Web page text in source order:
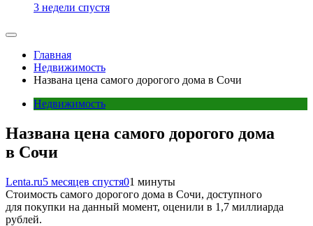
3 недели спустя
Главная
Недвижимость
Названа цена самого дорогого дома в Сочи
Недвижимость
Названа цена самого дорогого дома
в Сочи
Lenta.ru5 месяцев спустя01 минуты
Стоимость самого дорогого дома в Сочи, доступного
для покупки на данный момент, оценили в 1,7 миллиарда
рублей.